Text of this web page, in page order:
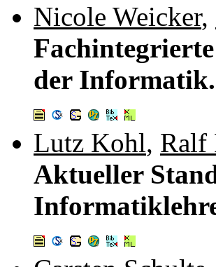
Nicole Weicker,
der Informatik.
Lutz Kohl, Ralf
Aktueller